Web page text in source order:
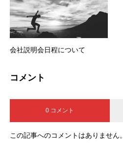
会社説明会日程について
コメント
0 コメント
この記事へのコメントはありません。